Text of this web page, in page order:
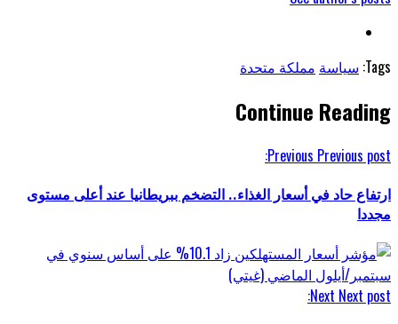
Tags: سياسة مملكة متحدة
Continue Reading
Previous Previous post:
ارتفاع حاد في أسعار الغذاء.. التضخم ببريطانيا عند أعلى مستوى
مجددا
Next Next post: